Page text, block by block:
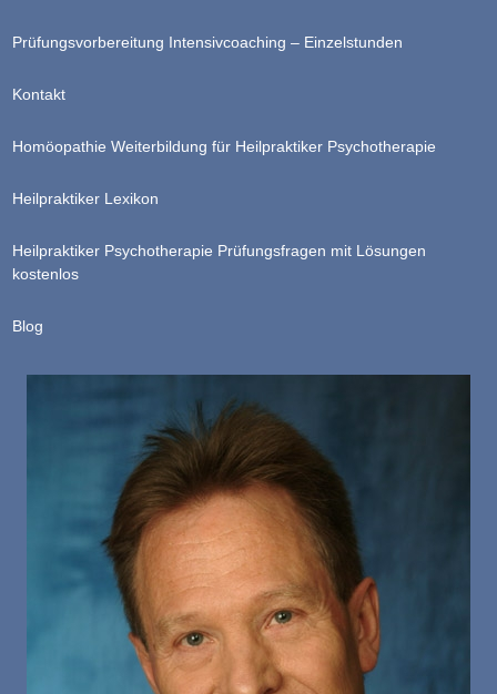
Prüfungsvorbereitung Intensivcoaching – Einzelstunden
Kontakt
Homöopathie Weiterbildung für Heilpraktiker Psychotherapie
Heilpraktiker Lexikon
Heilpraktiker Psychotherapie Prüfungsfragen mit Lösungen
kostenlos
Blog